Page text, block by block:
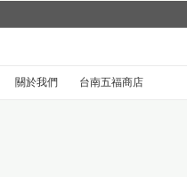
關於我們 台南五福商店